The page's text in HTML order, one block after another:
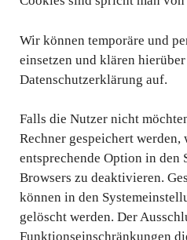
Wir können temporäre und
einsetzen und klären
Datenschutzerklärung auf.
Falls die Nutzer nicht
Rechner gespeichert werden,
entsprechende Option in den
Browsers zu deaktivieren.
können in den
gelöscht werden. Der
Funktionseinschränkungen